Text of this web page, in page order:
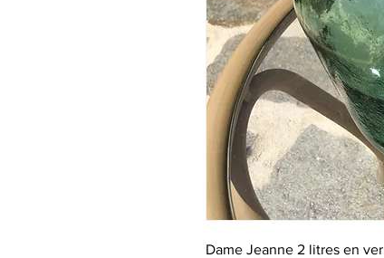
Dame Jeanne 2 litres en